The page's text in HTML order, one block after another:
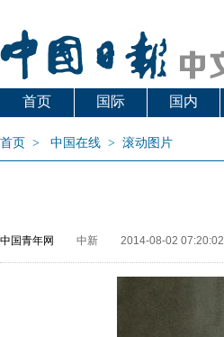
首页 国际 国内
首页 > 中国在线 > 滚动图片
中国青年网 中新 2014-08-02 07:20:02